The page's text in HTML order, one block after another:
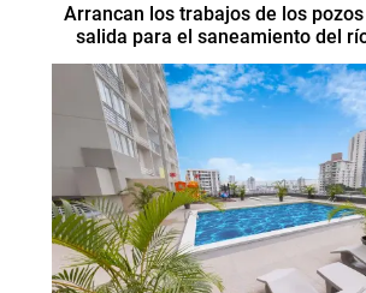
Arrancan los trabajos de los
salida para el saneamiento del